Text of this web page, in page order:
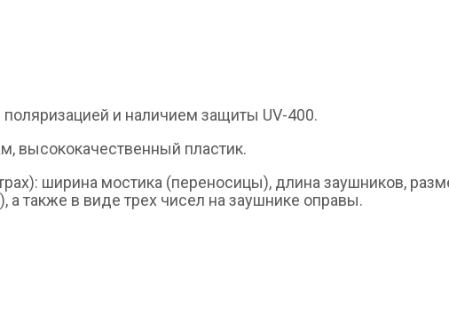
и наличием защиты UV-400.
высококачественный пластик.
ширина мостика (переносицы), длина заушников,
также в виде трех чисел на заушнике оправы.